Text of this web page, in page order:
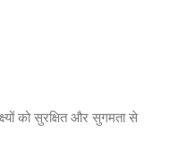
को सुरक्षित और सुगमता से